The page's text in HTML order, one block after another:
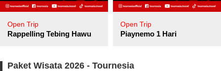
Open Trip
Rappelling Tebing Hawu
Open Trip
Piaynemo 1 Hari
Paket Wisata 2026 - Tournesia